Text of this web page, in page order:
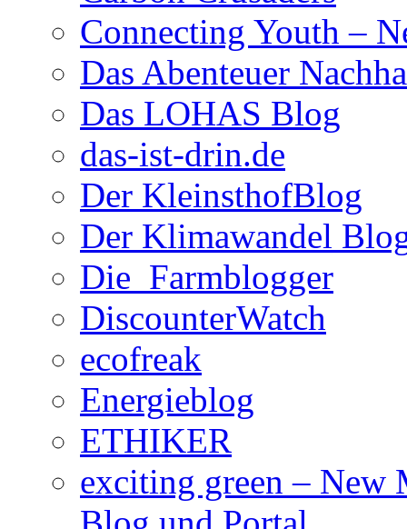
Connecting Youth –
Das Abenteuer
Das LOHAS Blog
das-ist-drin.de
Der KleinsthofBlog
Der Klimawandel
Die_Farmblogger
DiscounterWatch
ecofreak
Energieblog
ETHIKER
exciting green –